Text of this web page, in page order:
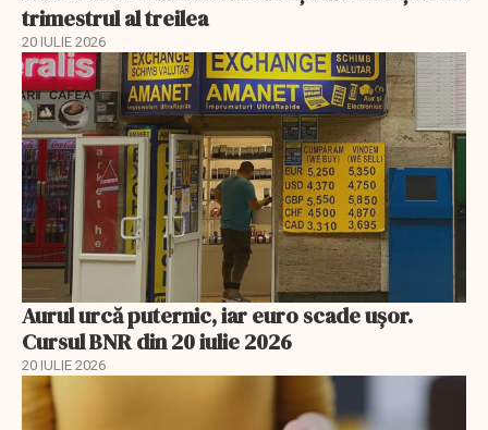
trimestrul al treilea
20 IULIE 2026
Aurul urcă puternic, iar euro scade ușor.
Cursul BNR din 20 iulie 2026
20 IULIE 2026